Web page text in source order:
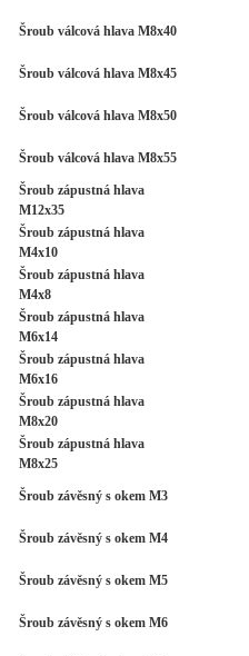
Šroub válcová hlava M8x40
Šroub válcová hlava M8x45
Šroub válcová hlava M8x50
Šroub válcová hlava M8x55
Šroub zápustná hlava
M12x35
Šroub zápustná hlava
M4x10
Šroub zápustná hlava
M4x8
Šroub zápustná hlava
M6x14
Šroub zápustná hlava
M6x16
Šroub zápustná hlava
M8x20
Šroub zápustná hlava
M8x25
Šroub závěsný s okem M3
Šroub závěsný s okem M4
Šroub závěsný s okem M5
Šroub závěsný s okem M6